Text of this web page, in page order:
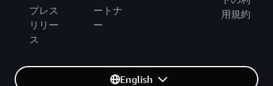
プレス
リリー
ス
ートナ
ー
用規約
English